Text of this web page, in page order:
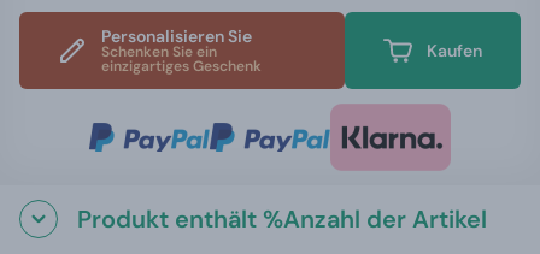
Personalisieren Sie
Schenken Sie ein
einzigartiges Geschenk
Kaufen
Produkt enthält %Anzahl der Artikel